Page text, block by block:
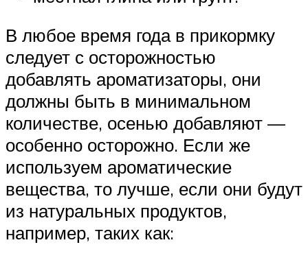
В любое время года в прикормку
следует с осторожностью
добавлять ароматизаторы, они
должны быть в минимальном
количестве, осенью добавляют —
особенно осторожно. Если же
используем ароматические
вещества, то лучше, если они будут
из натуральных продуктов,
например, таких как: